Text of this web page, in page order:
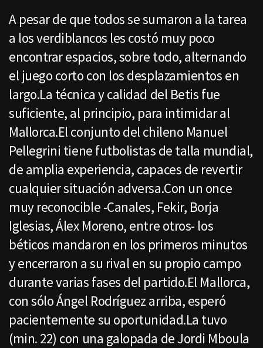
A pesar de que todos se sumaron a la tarea
a los verdiblancos les costó muy poco
encontrar espacios, sobre todo, alternando
el juego corto con los desplazamientos en
largo.La técnica y calidad del Betis fue
suficiente, al principio, para intimidar al
Mallorca.El conjunto del chileno Manuel
Pellegrini tiene futbolistas de talla mundial,
de amplia experiencia, capaces de revertir
cualquier situación adversa.Con un once
muy reconocible -Canales, Fekir, Borja
Iglesias, Álex Moreno, entre otros- los
béticos mandaron en los primeros minutos
y encerraron a su rival en su propio campo
durante varias fases del partido.El Mallorca,
con sólo Ángel Rodríguez arriba, esperó
pacientemente su oportunidad.La tuvo
(min. 22) con una galopada de Jordi Mboula